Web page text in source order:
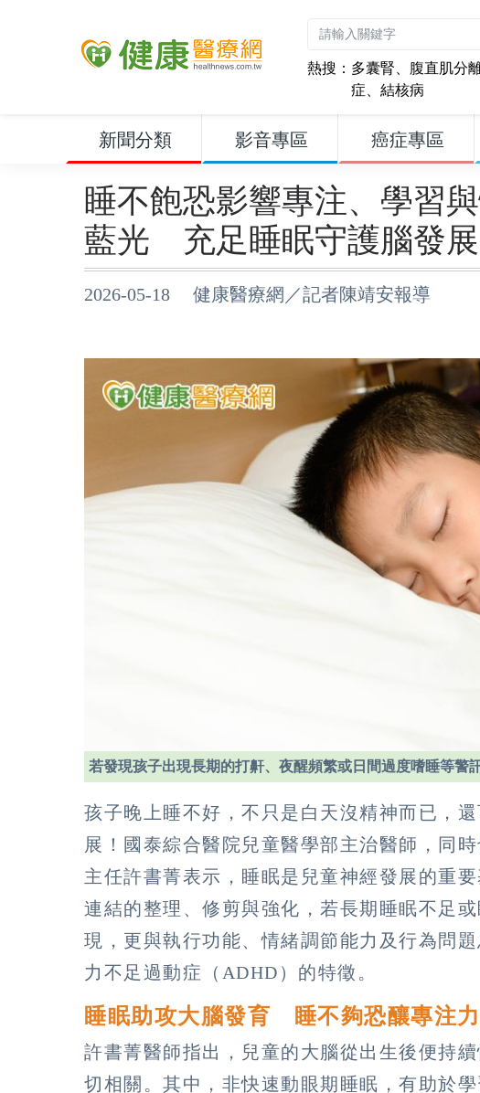
熱搜： 多囊腎、 腹直肌分
症、 結核病
新聞分類 影音專區 癌症專區
睡不飽恐影響專注、學習
藍光 充足睡眠守護腦發展
2026-05-18 健康醫療網／記者陳靖安報導
若發現孩子出現長期的打鼾、夜醒頻繁或日間過度嗜睡等警
孩子晚上睡不好，不只是白天沒精神而已，
展！國泰綜合醫院兒童醫學部主治醫師，同
主任許書菁表示，睡眠是兒童神經發展的重
連結的整理、修剪與強化，若長期睡眠不足
現，更與執行功能、情緒調節能力及行為問
力不足過動症（ADHD）的特徵。
睡眠助攻大腦發育 睡不夠恐釀專注
許書菁醫師指出，兒童的大腦從出生後便持
切相關。其中，非快速動眼期睡眠，有助於